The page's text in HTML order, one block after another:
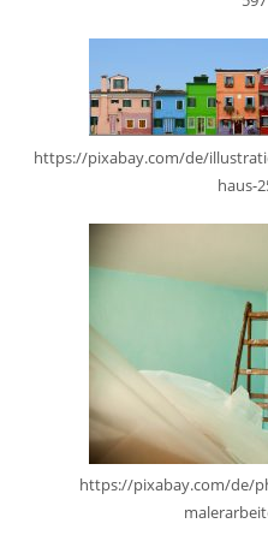
https://pixabay.com/de/
haus-
https://pixabay.com/de/